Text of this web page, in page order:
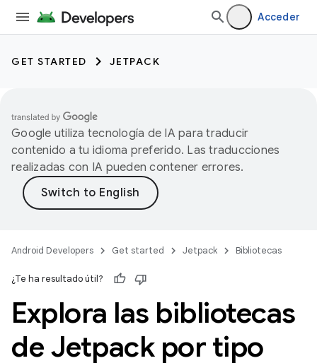
Acceder
GET STARTED JETPACK
Google utiliza tecnología de IA para traducir
contenido a tu idioma preferido. Las traducciones
realizadas con IA pueden contener errores.
Android Developers Get started Jetpack Bibliotecas
¿Te ha resultado útil?
Explora las bibliotecas
de Jetpack por tipo